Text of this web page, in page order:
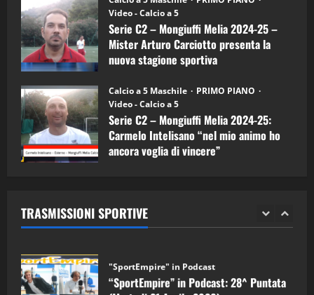
Video - Calcio a 5
Serie C2 – Mongiuffi Melia 2024-25 –
Mister Arturo Carciotto presenta la
nuova stagione sportiva
Calcio a 5 Maschile
PRIMO PIANO
Video - Calcio a 5
Serie C2 – Mongiuffi Melia 2024-25:
Carmelo Intelisano “nel mio animo ho
ancora voglia di vincere”
TRASMISSIONI SPORTIVE
5
(Martedi 07 Aprile 2026)
08/04/2026
1
“SportEmpire” in Podcast: 30^ Puntata
(Martedi 05 Maggio 2026)
08/05/2026
2 28/04/2026
“SportEmpire” in Podcast: 28^ Puntata
(Martedi 21 Aprile 2026)